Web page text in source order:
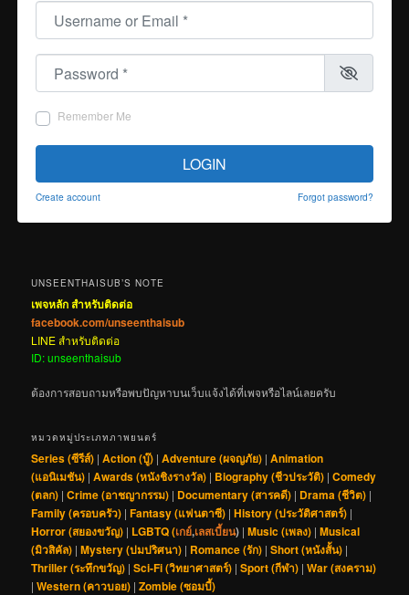
Username or Email
Password
Remember Me
LOGIN
Create account Forgot password?
UNSEENTHAISUB’S NOTE
เพจหลัก สำหรับติดต่อ
facebook.com/unseenthaisub
LINE สำหรับติดต่อ
ID: unseenthaisub
ต้องการสอบถามหรือพบปัญหาบนเว็บแจ้งได้ที่เพจหรือไลน์เลยครับ
หมวดหมู่ประเภทภาพยนตร์
Series (ซีรีส์) |Action (บู๊) |Adventure (ผจญภัย) |Animation
(แอนิเมชัน) |Awards (หนังชิงรางวัล) | Biography (ชีวประวัติ) |Comedy
(ตลก) |Crime (อาชญากรรม) | Documentary (สารคดี) | Drama (ชีวิต) |
Family (ครอบครัว) |Fantasy (แฟนตาซี) |History (ประวัติศาสตร์) |
Horror (สยองขวัญ) | LGBTQ (เกย์,เลสเบี้ยน) |Music (เพลง) |Musical
(มิวสิคัล) |Mystery (ปมปริศนา) | Romance (รัก) |Short (หนังสั้น) |
Thriller (ระทึกขวัญ) |Sci-Fi (วิทยาศาสตร์) |Sport (กีฬา) |War (สงคราม)
|Western (คาวบอย) |Zombie (ซอมบี้)